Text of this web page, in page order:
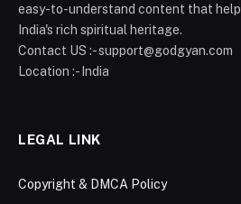
easy-to-understand content that
India's rich spiritual heritage.
Contact US :- support@godgyan.com
Location :- India
LEGAL LINK
Copyright & DMCA Policy